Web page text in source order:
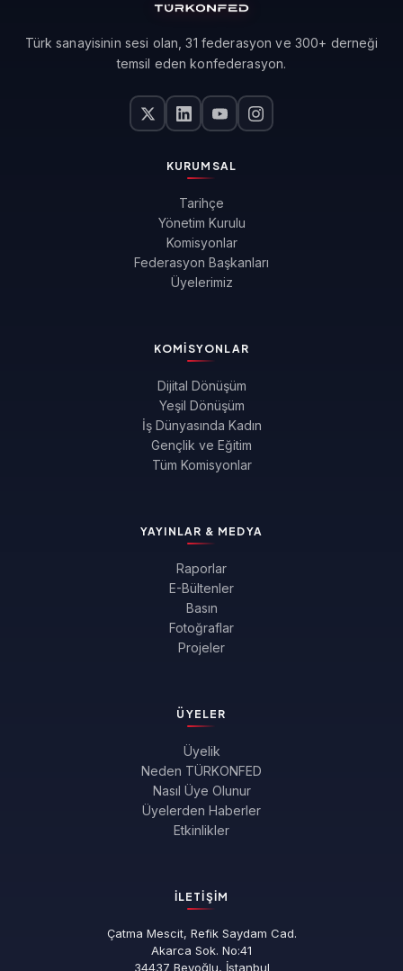
Türk sanayisinin sesi olan, 31 federasyon ve 300+ derneği
temsil eden konfederasyon.
KURUMSAL
Tarihçe
Yönetim Kurulu
Komisyonlar
Federasyon Başkanları
Üyelerimiz
KOMISYONLAR
Dijital Dönüşüm
Yeşil Dönüşüm
İş Dünyasında Kadın
Gençlik ve Eğitim
Tüm Komisyonlar
YAYINLAR & MEDYA
Raporlar
E-Bültenler
Basın
Fotoğraflar
Projeler
ÜYELER
Üyelik
Neden TÜRKONFED
Nasıl Üye Olunur
Üyelerden Haberler
Etkinlikler
İLETIŞIM
Çatma Mescit, Refik Saydam Cad.
Akarca Sok. No:41
34437 Beyoğlu, İstanbul